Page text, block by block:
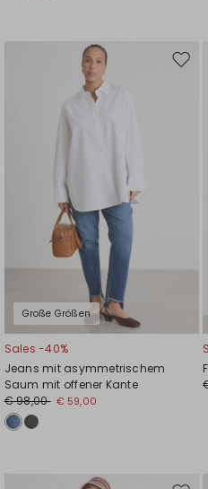
Große Größen
Auf
Sales -40%
Jeans mit asymmetrischem
Saum mit offener Kante
€ 98,00 € 59,00